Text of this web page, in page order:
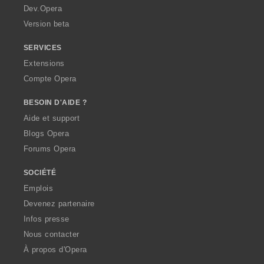
a
Dev.Opera
Version beta
SERVICES
Extensions
Compte Opera
BESOIN D'AIDE ?
Aide et support
Blogs Opera
Forums Opera
SOCIÉTÉ
Emplois
Devenez partenaire
Infos presse
Nous contacter
À propos d'Opera